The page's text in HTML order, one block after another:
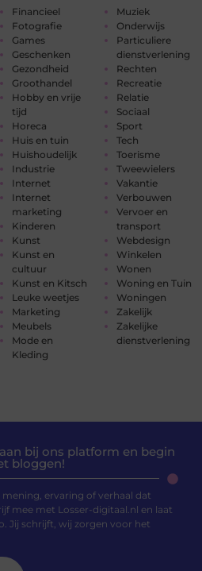
Financieel
Fotografie
Games
Geschenken
Gezondheid
Groothandel
Hobby en vrije
tijd
Horeca
Huis en tuin
Huishoudelijk
Industrie
Internet
Internet
marketing
Kinderen
Kunst
Kunst en
cultuur
Kunst en Kitsch
Leuke weetjes
Marketing
Meubels
Mode en
Kleding
Muziek
Onderwijs
Particuliere
dienstverlening
Rechten
Recreatie
Relatie
Sociaal
Sport
Tech
Toerisme
Tweewielers
Vakantie
Verbouwen
Vervoer en
transport
Webdesign
Winkelen
Wonen
Woning en Tuin
Woningen
Zakelijk
Zakelijke
dienstverlening
bij ons platform en begin
bloggen!
ervaring of verhaal dat
mee met Losser-digitaal.nl en laat
Jij schrijft, wij zorgen voor het